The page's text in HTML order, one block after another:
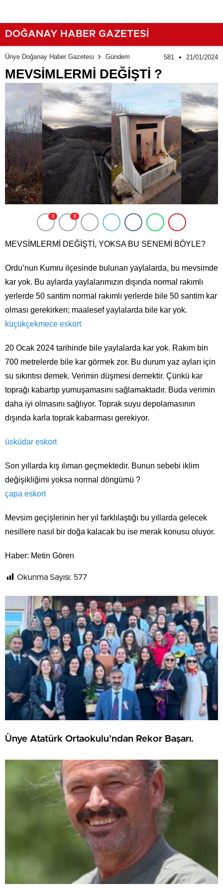
DOĞANAY HABER GAZETESİ
Ünye Doğanay Haber Gazetesi Gündem 581 21/01/2024
MEVSİMLERMİ DEĞİŞTİ ?
1 0
MEVSİMLERMİ DEĞİŞTİ, YOKSA BU SENEMİ BÖYLE?
Ordu’nun Kumru ilçesinde bulunan yaylalarda, bu mevsimde
kar yok. Bu aylarda yaylalarımızın dışında normal rakımlı
yerlerde 50 santim normal rakımlı yerlerde bile 50 santim kar
olması gerekirken; maalesef yaylalarda bile kar yok.
küçükçekmece eskort
20 Ocak 2024 tarihinde bile yaylalarda kar yok. Rakım bin
700 metrelerde bile kar görmek zor. Bu durum yaz ayları için
su sıkıntısı demek. Verimin düşmesi demektir. Çünkü kar
toprağı kabartıp yumuşamasını sağlamaktadır. Buda verimin
daha iyi olmasını sağlıyor. Toprak suyu depolamasının
dışında karla toprak kabarması gerekiyor.
üsküdar eskort
Son yıllarda kış ılıman geçmektedir. Bunun sebebi iklim
değişikliğimi yoksa normal döngümü ?
çapa eskort
Mevsim geçişlerinin her yıl farklılaştığı bu yıllarda gelecek
nesillere nasıl bir doğa kalacak bu ise merak konusu oluyor.
Haber: Metin Gören
Okunma Sayısı: 577
Ünye Atatürk Ortaokulu’ndan Rekor Başarı.